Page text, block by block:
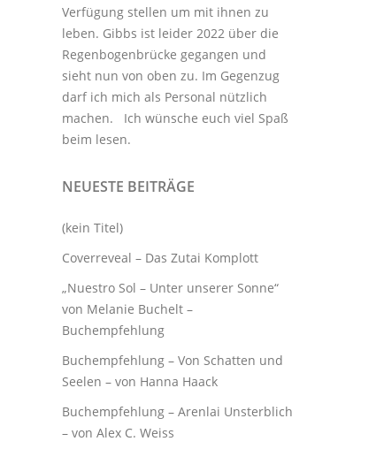
Verfügung stellen um mit ihnen zu
leben. Gibbs ist leider 2022 über die
Regenbogenbrücke gegangen und
sieht nun von oben zu. Im Gegenzug
darf ich mich als Personal nützlich
machen. Ich wünsche euch viel Spaß
beim lesen.
NEUESTE BEITRÄGE
(kein Titel)
Coverreveal – Das Zutai Komplott
„Nuestro Sol – Unter unserer Sonne“
von Melanie Buchelt –
Buchempfehlung
Buchempfehlung – Von Schatten und
Seelen – von Hanna Haack
Buchempfehlung – Arenlai Unsterblich
– von Alex C. Weiss